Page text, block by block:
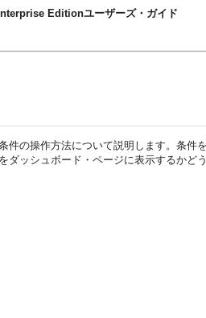
Editionユーザーズ・ガイド
の操作方法について説明します。条
ッシュボード・ページに表示するかど